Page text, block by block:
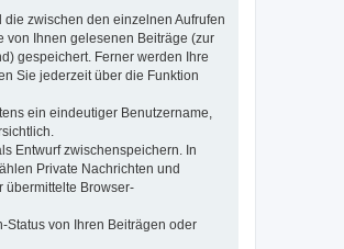
zwischen den einzelnen Aufrufen
von Ihnen gelesenen Beiträge (zur
gespeichert. Ferner werden Ihre
Sie jederzeit über die Funktion
ein eindeutiger Benutzername,
Entwurf zwischenspeichern. In
Private Nachrichten und
übermittelte Browser-
Status von Ihren Beiträgen oder